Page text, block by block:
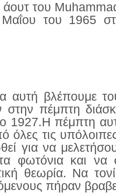
άουτ του
του 1965
αυτή βλέπουμε
στην πέμπτη
1927.Η πέμπτη
τις υπόλοιπες
για να
φωτόνια και να
θεωρία. Να
πήραν